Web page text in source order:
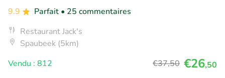
9.9 Parfait • 25 commentaires
Restaurant Jack's
Spaubeek (5km)
Vendu : 812
€37,50 €26,50